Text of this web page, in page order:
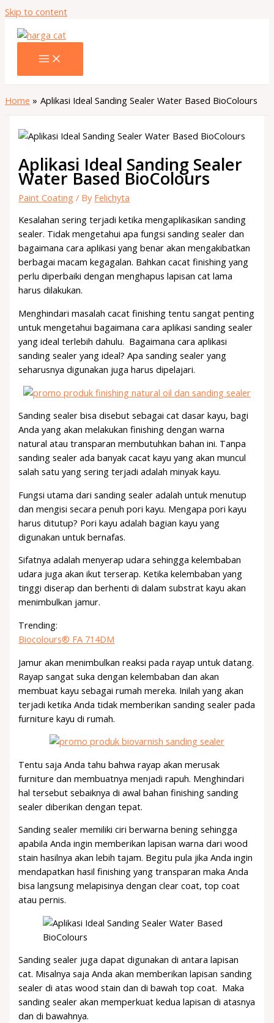
Skip to content
Home Aplikasi Ideal Sanding Sealer Water Based BioColours
Aplikasi Ideal Sanding Sealer
Water Based BioColours
Paint Coating / By Felichyta
Kesalahan sering terjadi ketika mengaplikasikan sanding
sealer. Tidak mengetahui apa fungsi sanding sealer dan
bagaimana cara aplikasi yang benar akan mengakibatkan
berbagai macam kegagalan. Bahkan cacat finishing yang
perlu diperbaiki dengan menghapus lapisan cat lama
harus dilakukan.
Menghindari masalah cacat finishing tentu sangat penting
untuk mengetahui bagaimana cara aplikasi sanding sealer
yang ideal terlebih dahulu. Bagaimana cara aplikasi
sanding sealer yang ideal? Apa sanding sealer yang
seharusnya digunakan juga harus dipelajari.
Sanding sealer bisa disebut sebagai cat dasar kayu, bagi
Anda yang akan melakukan finishing dengan warna
natural atau transparan membutuhkan bahan ini. Tanpa
sanding sealer ada banyak cacat kayu yang akan muncul
salah satu yang sering terjadi adalah minyak kayu.
Fungsi utama dari sanding sealer adalah untuk menutup
dan mengisi secara penuh pori kayu. Mengapa pori kayu
harus ditutup? Pori kayu adalah bagian kayu yang
digunakan untuk bernafas.
Sifatnya adalah menyerap udara sehingga kelembaban
udara juga akan ikut terserap. Ketika kelembaban yang
tinggi diserap dan berhenti di dalam substrat kayu akan
menimbulkan jamur.
Trending:
Biocolours® FA 714DM
Jamur akan menimbulkan reaksi pada rayap untuk datang.
Rayap sangat suka dengan kelembaban dan akan
membuat kayu sebagai rumah mereka. Inilah yang akan
terjadi ketika Anda tidak memberikan sanding sealer pada
furniture kayu di rumah.
Tentu saja Anda tahu bahwa rayap akan merusak
furniture dan membuatnya menjadi rapuh. Menghindari
hal tersebut sebaiknya di awal bahan finishing sanding
sealer diberikan dengan tepat.
Sanding sealer memiliki ciri berwarna bening sehingga
apabila Anda ingin memberikan lapisan warna dari wood
stain hasilnya akan lebih tajam. Begitu pula jika Anda ingin
mendapatkan hasil finishing yang transparan maka Anda
bisa langsung melapisinya dengan clear coat, top coat
atau pernis.
Sanding sealer juga dapat digunakan di antara lapisan
cat. Misalnya saja Anda akan memberikan lapisan sanding
sealer di atas wood stain dan di bawah top coat. Maka
sanding sealer akan memperkuat kedua lapisan di atasnya
dan di bawahnya.